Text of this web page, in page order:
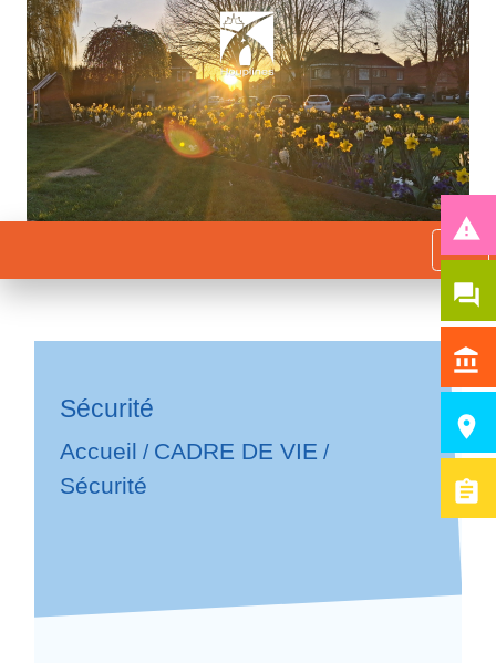
menu
Sécurité
Accueil / CADRE DE VIE /
Sécurité
report_problem
question_answer
account_balance
room
assignment